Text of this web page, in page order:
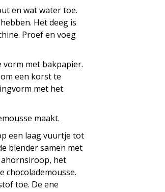
en wat water toe.
Het deeg is
Proef en voeg
met bakpapier.
een korst te
met het
maakt.
een laag vuurtje tot
blender samen met
ahornsiroop, het
chocolademousse.
toe. De ene